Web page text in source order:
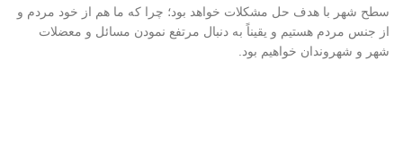
سطح شهر با هدف حل مشکلات خواهد بود؛ چرا که ما هم از خود مردم و
از جنس مردم هستیم و یقیناً به دنبال مرتفع نمودن مسائل و معضلات
شهر و شهروندان خواهیم بود.